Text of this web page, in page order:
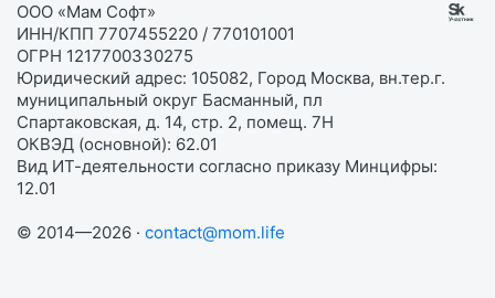
ООО «Мам Софт»
ИНН/КПП 7707455220 / 770101001
ОГРН 1217700330275
Юридический адрес: 105082, Город Москва, вн.тер.г.
муниципальный округ Басманный, пл
Спартаковская, д. 14, стр. 2, помещ. 7Н
ОКВЭД (основной): 62.01
Вид ИТ-деятельности согласно приказу Минцифры:
12.01
© 2014—2026 · contact@mom.life